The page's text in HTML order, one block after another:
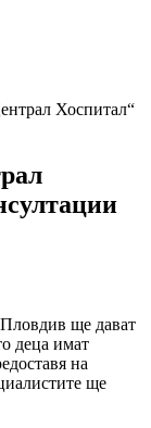
Хоспитал“
ще дават
деца имат
на
ще